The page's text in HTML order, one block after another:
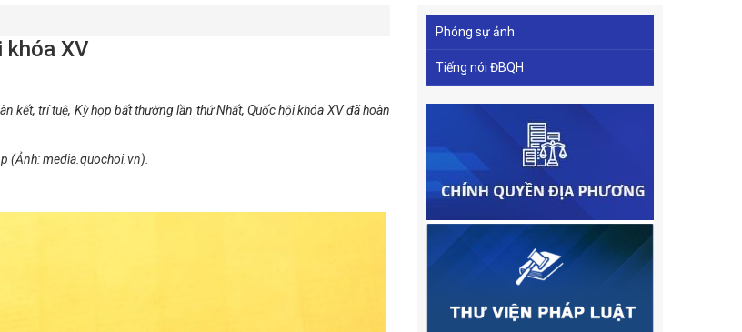
khóa XV
kết, trí tuệ, Kỳ họp bất thường lần thứ Nhất, Quốc hội khóa XV đã hoàn
(Ảnh: media.quochoi.vn).
Phóng sự ảnh
Tiếng nói ĐBQH